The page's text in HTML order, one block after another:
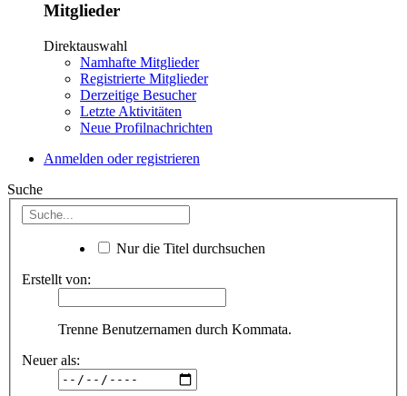
Mitglieder
Direktauswahl
Namhafte Mitglieder
Registrierte Mitglieder
Derzeitige Besucher
Letzte Aktivitäten
Neue Profilnachrichten
Anmelden oder registrieren
Suche
Nur die Titel durchsuchen
Erstellt von:
Trenne Benutzernamen durch Kommata.
Neuer als: